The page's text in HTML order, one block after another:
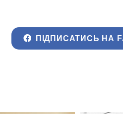
ПІДПИСАТИСЬ НА